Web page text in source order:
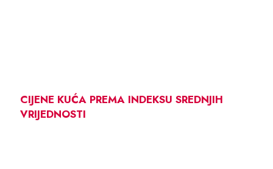
CIJENE KUĆA PREMA INDEKSU SREDNJIH
VRIJEDNOSTI